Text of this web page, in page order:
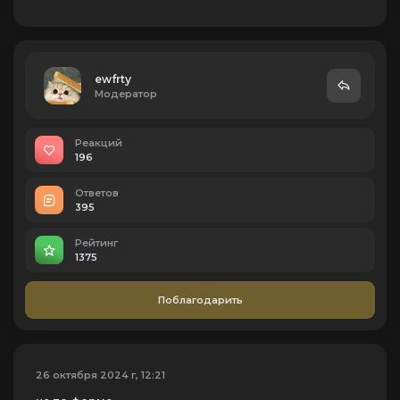
ewfrtу
Модератор
Реакций
196
Ответов
395
Рейтинг
1375
Поблагодарить
26 октября 2024 г, 12:21